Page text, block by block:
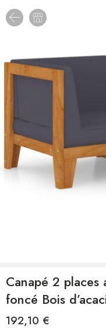
Canapé 2 places
foncé Bois
192,10 €